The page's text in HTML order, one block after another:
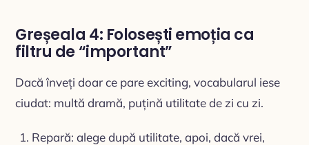
Greșeala 4: Folosești emoția ca
filtru de “important”
Dacă înveți doar ce pare exciting, vocabularul iese
ciudat: multă dramă, puțină utilitate de zi cu zi.
Repară: alege după utilitate, apoi, dacă vrei,